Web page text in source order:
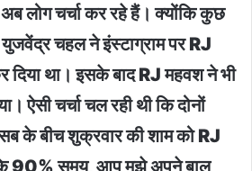
लोग चर्चा कर रहे हैं। क्योंकि कुछ
चहल ने इंस्टाग्राम पर RJ
था। इसके बाद RJ महवश ने भी
ऐसी चर्चा चल रही थी कि दोनों
के बीच शुक्रवार की शाम को RJ
90% समय, आप मुझे अपने बाल